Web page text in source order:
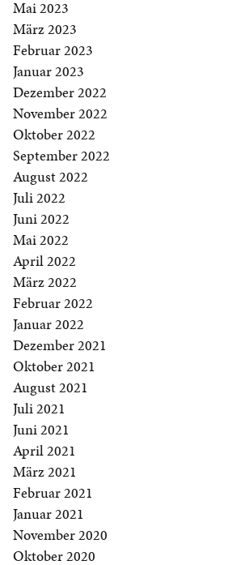
Mai 2023
März 2023
Februar 2023
Januar 2023
Dezember 2022
November 2022
Oktober 2022
September 2022
August 2022
Juli 2022
Juni 2022
Mai 2022
April 2022
März 2022
Februar 2022
Januar 2022
Dezember 2021
Oktober 2021
August 2021
Juli 2021
Juni 2021
April 2021
März 2021
Februar 2021
Januar 2021
November 2020
Oktober 2020